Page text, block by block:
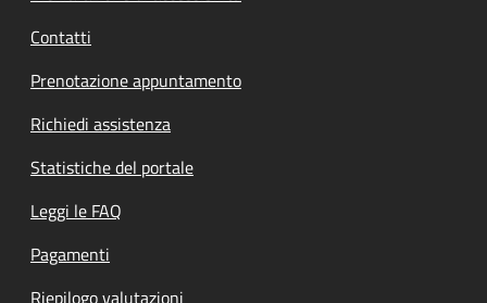
Contatti
Prenotazione appuntamento
Richiedi assistenza
Statistiche del portale
Leggi le FAQ
Pagamenti
Riepilogo valutazioni